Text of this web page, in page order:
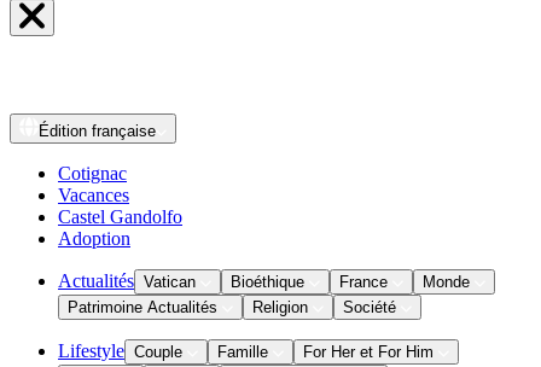
Édition française
Cotignac
Vacances
Castel Gandolfo
Adoption
Actualités Vatican Bioéthique France
Monde
Patrimoine Actualités
Religion Société
Lifestyle Couple Famille
For Her et For Him